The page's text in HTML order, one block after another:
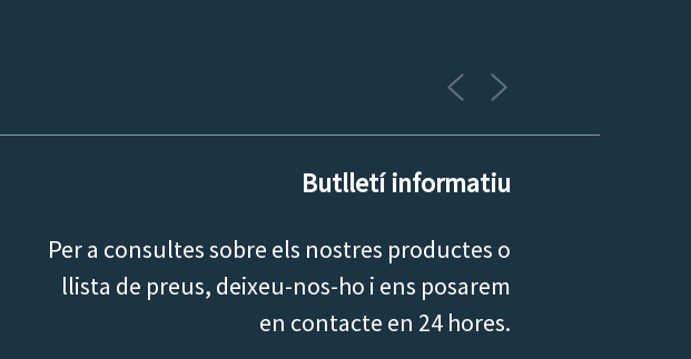
Butlletí informatiu
Per a consultes sobre els nostres productes o
llista de preus, deixeu-nos-ho i ens posarem
en contacte en 24 hores.